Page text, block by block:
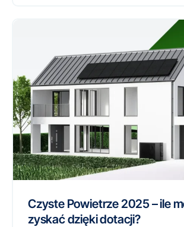
Czyste Powietrze 2025 – ile
zyskać dzięki dotacji?